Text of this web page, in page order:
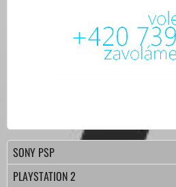
SONY PSP
PLAYSTATION 2